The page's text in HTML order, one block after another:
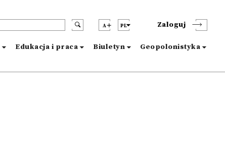
A PL Zaloguj
Edukacja i praca Biuletyn Geopolonistyka